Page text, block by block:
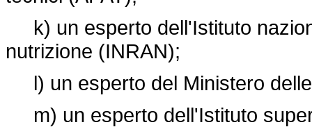
k) un esperto dell'Istituto
nutrizione (INRAN);
l) un esperto del Ministero
m) un esperto dell'Istituto